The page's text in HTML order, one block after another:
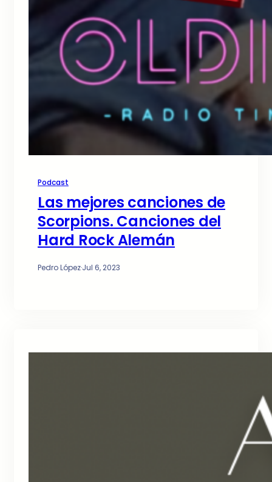
Podcast
Las mejores canciones de
Scorpions. Canciones del
Hard Rock Alemán
Pedro López·Jul 6, 2023